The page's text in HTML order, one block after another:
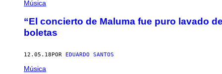
Música
“El concierto de Maluma fue puro lavado
boletas
12.05.18 POR EDUARDO SANTOS
Música